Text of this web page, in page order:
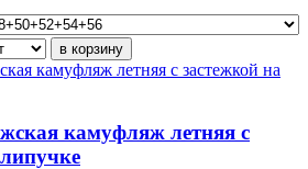
камуфляж летняя с